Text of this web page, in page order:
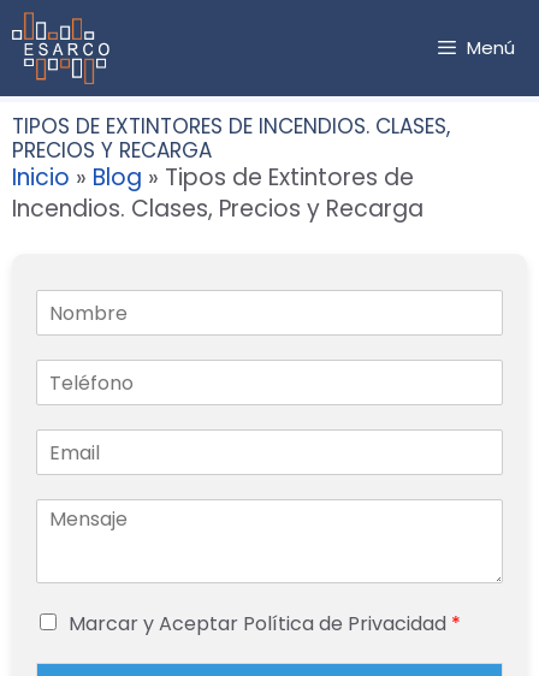
Saltar
al
contenido
Menú
TIPOS DE EXTINTORES DE INCENDIOS. CLASES,
PRECIOS Y RECARGA
Inicio » Blog » Tipos de Extintores de
Incendios. Clases, Precios y Recarga
Marcar y Aceptar Política de Privacidad *